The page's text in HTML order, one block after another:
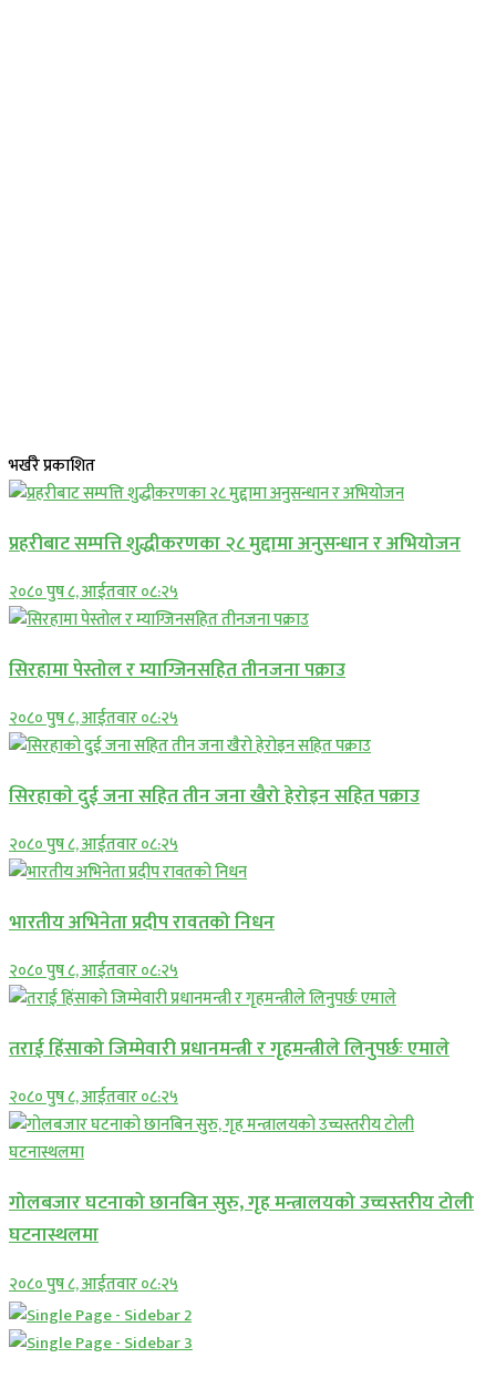
भर्खरै प्रकाशित
प्रहरीबाट सम्पत्ति शुद्धीकरणका २८ मुद्दामा अनुसन्धान र अभियोजन
२०८० पुष ८, आईतवार ०८:२५
सिरहामा पेस्तोल र म्याग्जिनसहित तीनजना पक्राउ
२०८० पुष ८, आईतवार ०८:२५
सिरहाकाे दुई जना सहित तीन जना खैरो हेरोइन सहित पक्राउ
२०८० पुष ८, आईतवार ०८:२५
भारतीय अभिनेता प्रदीप रावतको निधन
२०८० पुष ८, आईतवार ०८:२५
तराई हिंसाको जिम्मेवारी प्रधानमन्त्री र गृहमन्त्रीले लिनुपर्छः एमाले
२०८० पुष ८, आईतवार ०८:२५
गोलबजार घटनाको छानबिन सुरु, गृह मन्त्रालयको उच्चस्तरीय टोली
घटनास्थलमा
२०८० पुष ८, आईतवार ०८:२५